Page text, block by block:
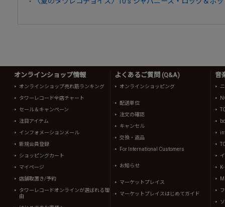
オンラインショップ情報
オンラインショップ売れ筋ランキング
タワーレコード全店チャート
セール＆キャンペーン
注目アイテム
インフォメーションメール
新規会員登録
ショッピングカート
マイページ
店舗取置き/予約
タワーレコードオンラインが選ばれる理
由
よくあるご質問 (Q&A)
オンラインショッピング
配送単位
注文の確認
キャンセル
交換・返品
For International Customers
お知らせ
マーケットプレイス
マーケットプレイスはじめてガイド
音